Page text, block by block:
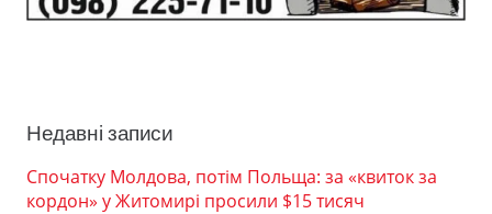
Недавні записи
Спочатку Молдова, потім Польща: за «квиток за
кордон» у Житомирі просили $15 тисяч